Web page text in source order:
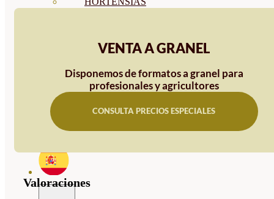
GERANIOS
VIVERO
RECURSOS
BLOG
CONTACTO
VENTA A GRANEL
Disponemos de formatos a granel para
profesionales y agricultores
CONSULTA PRECIOS ESPECIALES
Valoraciones